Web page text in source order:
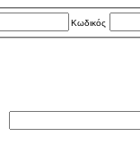
Κωδικός